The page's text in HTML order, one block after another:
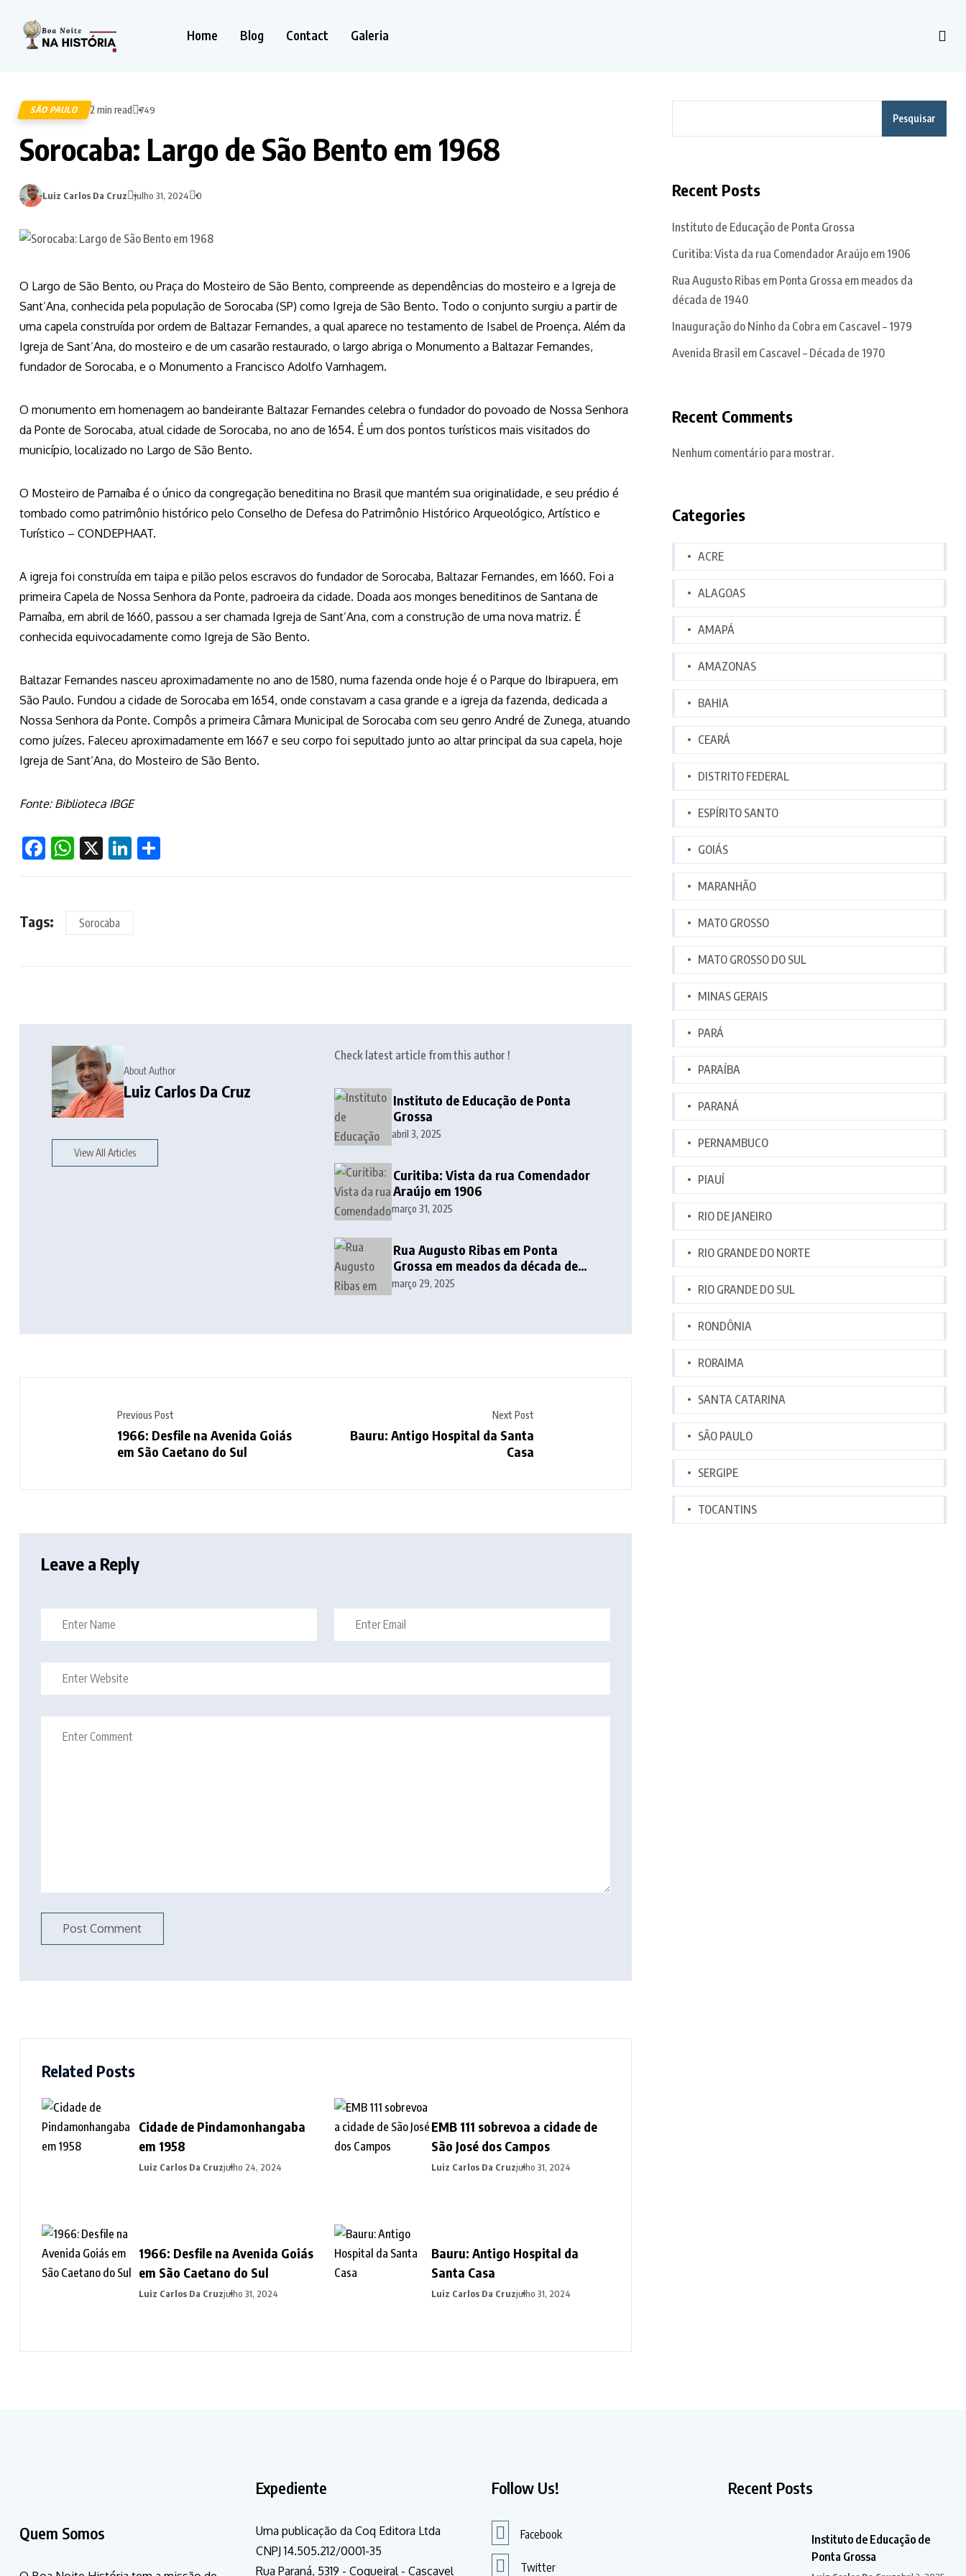
Home Blog Contact Galeria
SÃO PAULO 2 min read 749
Sorocaba: Largo de São Bento em 1968
Luiz Carlos Da Cruz julho 31, 2024 0
O Largo de São Bento, ou Praça do Mosteiro de São Bento, compreende as dependências do mosteiro e a Igreja de
Sant’Ana, conhecida pela população de Sorocaba (SP) como Igreja de São Bento. Todo o conjunto surgiu a partir de
uma capela construída por ordem de Baltazar Fernandes, a qual aparece no testamento de Isabel de Proença. Além da
Igreja de Sant’Ana, do mosteiro e de um casarão restaurado, o largo abriga o Monumento a Baltazar Fernandes,
fundador de Sorocaba, e o Monumento a Francisco Adolfo Varnhagem.
O monumento em homenagem ao bandeirante Baltazar Fernandes celebra o fundador do povoado de Nossa Senhora
da Ponte de Sorocaba, atual cidade de Sorocaba, no ano de 1654. É um dos pontos turísticos mais visitados do
município, localizado no Largo de São Bento.
O Mosteiro de Parnaíba é o único da congregação beneditina no Brasil que mantém sua originalidade, e seu prédio é
tombado como patrimônio histórico pelo Conselho de Defesa do Patrimônio Histórico Arqueológico, Artístico e
Turístico – CONDEPHAAT.
A igreja foi construída em taipa e pilão pelos escravos do fundador de Sorocaba, Baltazar Fernandes, em 1660. Foi a
primeira Capela de Nossa Senhora da Ponte, padroeira da cidade. Doada aos monges beneditinos de Santana de
Parnaíba, em abril de 1660, passou a ser chamada Igreja de Sant’Ana, com a construção de uma nova matriz. É
conhecida equivocadamente como Igreja de São Bento.
Baltazar Fernandes nasceu aproximadamente no ano de 1580, numa fazenda onde hoje é o Parque do Ibirapuera, em
São Paulo. Fundou a cidade de Sorocaba em 1654, onde constavam a casa grande e a igreja da fazenda, dedicada a
Nossa Senhora da Ponte. Compôs a primeira Câmara Municipal de Sorocaba com seu genro André de Zunega, atuando
como juízes. Faleceu aproximadamente em 1667 e seu corpo foi sepultado junto ao altar principal da sua capela, hoje
Igreja de Sant’Ana, do Mosteiro de São Bento.
Fonte: Biblioteca IBGE
Facebook
WhatsApp
X LinkedIn
Tags: Sorocaba
About Author
Luiz Carlos Da Cruz
View All Articles
Check latest article from this author !
Instituto de Educação de Ponta
Grossa
abril 3, 2025
Curitiba: Vista da rua Comendador
Araújo em 1906
março 31, 2025
Rua Augusto Ribas em Ponta
Grossa em meados da década de
1940
março 29, 2025
Previous Post
1966: Desfile na Avenida Goiás
em São Caetano do Sul
Next Post
Bauru: Antigo Hospital da Santa
Casa
Leave a Reply
Related Posts
Cidade de Pindamonhangaba
em 1958
Luiz Carlos Da Cruzjulho 24, 2024
EMB 111 sobrevoa a cidade de
São José dos Campos
Luiz Carlos Da Cruzjulho 31, 2024
1966: Desfile na Avenida Goiás
em São Caetano do Sul
Luiz Carlos Da Cruzjulho 31, 2024
Bauru: Antigo Hospital da
Santa Casa
Luiz Carlos Da Cruzjulho 31, 2024
Pesquisar
Recent Posts
Instituto de Educação de Ponta Grossa
Curitiba: Vista da rua Comendador Araújo em 1906
Rua Augusto Ribas em Ponta Grossa em meados da
década de 1940
Inauguração do Ninho da Cobra em Cascavel – 1979
Avenida Brasil em Cascavel – Década de 1970
Recent Comments
Nenhum comentário para mostrar.
Categories
ACRE
ALAGOAS
AMAPÁ
AMAZONAS
BAHIA
CEARÁ
DISTRITO FEDERAL
ESPÍRITO SANTO
GOIÁS
MARANHÃO
MATO GROSSO
MATO GROSSO DO SUL
MINAS GERAIS
PARÁ
PARAÍBA
PARANÁ
PERNAMBUCO
PIAUÍ
RIO DE JANEIRO
RIO GRANDE DO NORTE
RIO GRANDE DO SUL
RONDÔNIA
RORAIMA
SANTA CATARINA
SÃO PAULO
SERGIPE
TOCANTINS
Quem Somos
Expediente
Uma publicação da Coq Editora Ltda
CNPJ 14.505.212/0001-35
Rua Paraná, 5319 - Coqueiral - Cascavel
Follow Us!
Facebook
Twitter
Recent Posts
Instituto de Educação de
Ponta Grossa